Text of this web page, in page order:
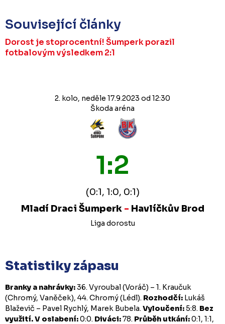
Související články
Dorost je stoprocentní! Šumperk porazil
fotbalovým výsledkem 2:1
2. kolo, neděle 17.9.2023 od 12:30
Škoda aréna
1:2
(0:1, 1:0, 0:1)
Mladí Draci Šumperk - Havlíčkův Brod
Liga dorostu
Statistiky zápasu
Branky a nahrávky:36. Vyroubal (Voráč) – 1. Kraučuk
(Chromý, Vaněček), 44. Chromý (Lédl). Rozhodčí: Lukáš
Blaževič – Pavel Rychlý, Marek Bubela.Vyloučení:5:8. Bez
využití.V oslabení:0:0. Diváci:78. Průběh utkání:0:1, 1:1,